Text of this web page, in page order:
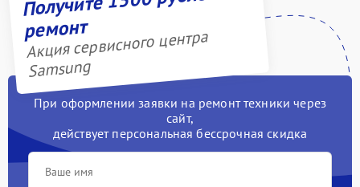
ремонт
Акция сервисного центра
Samsung
При оформлении заявки на ремонт техники через
сайт,
действует персональная бессрочная скидка